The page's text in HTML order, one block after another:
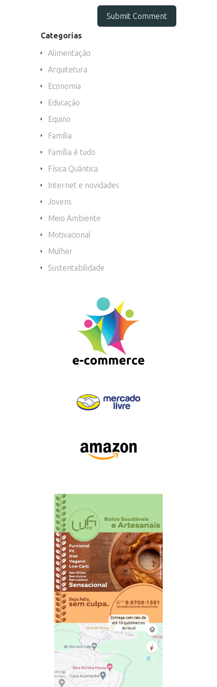
Categorias
Alimentação
Arquitetura
Economia
Educação
Equino
Família
Família é tudo
Física Quântica
Internet e novidades
Jovens
Meio Ambiente
Motivacional
Mulher
Sustentabilidade